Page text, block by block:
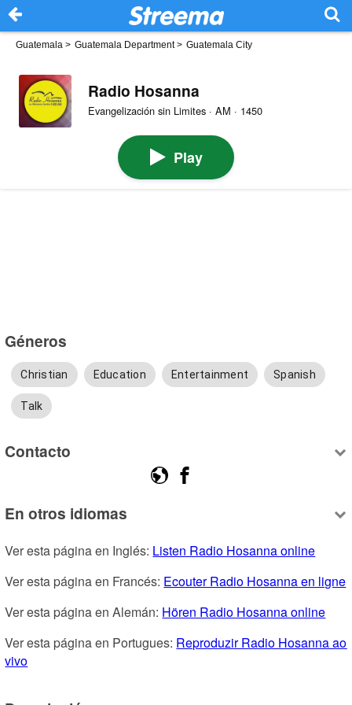
Guatemala > Guatemala Department> Guatemala City
Radio Hosanna
Evangelización sin Limites · AM · 1450
Play
Géneros
Christian Education Entertainment Spanish
Talk
Contacto
En otros idiomas
Ver esta página en Inglés: Listen Radio Hosanna online
Ver esta página en Francés: Ecouter Radio Hosanna en ligne
Ver esta página en Alemán: Hören Radio Hosanna online
Ver esta página en Portugues: Reproduzir Radio Hosanna ao
vivo